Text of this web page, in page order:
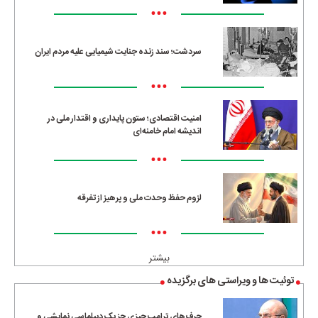
•••
سردشت؛ سند زنده جنایت شیمیایی علیه مردم ایران
•••
امنیت اقتصادی؛ ستون پایداری و اقتدار ملی در
اندیشه امام خامنه‌ای
•••
لزوم حفظ وحدت ملی و پرهیز از تفرقه
•••
بیشتر
توئیت ها و ویراستی های برگزیده